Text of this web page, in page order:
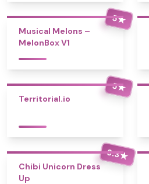
5★
Musical Melons –
MelonBox V1
5★
Territorial.io
3.3★
Chibi Unicorn Dress
Up